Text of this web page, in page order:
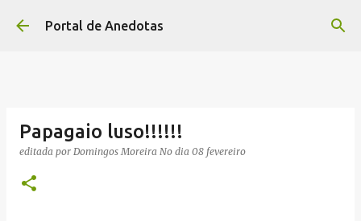
Avançar para o conteúdo principal
Portal de Anedotas
Papagaio luso!!!!!!
editada por Domingos Moreira No dia 08 fevereiro